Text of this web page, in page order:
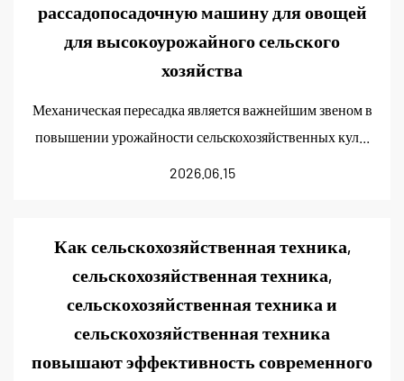
рассадопосадочную машину для овощей
для высокоурожайного сельского
хозяйства
Механическая пересадка является важнейшим звеном в
повышении урожайности сельскохозяйственных кул...
2026.06.15
Как сельскохозяйственная техника,
сельскохозяйственная техника,
сельскохозяйственная техника и
сельскохозяйственная техника
повышают эффективность современного